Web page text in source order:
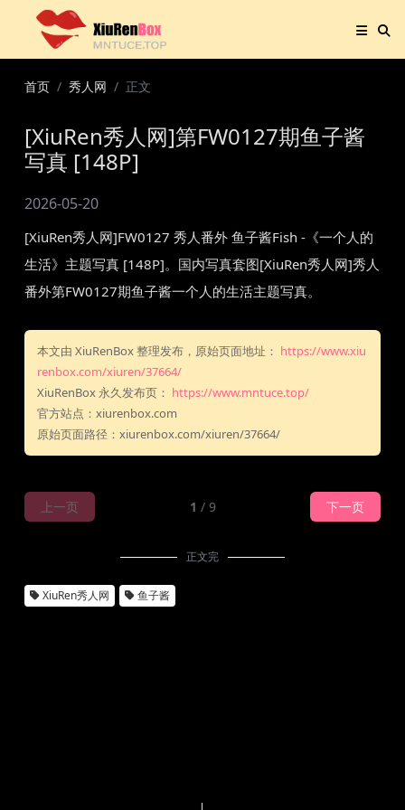
首页 秀人网 正文
[XiuRen秀人网]第FW0127期鱼子酱
写真 [148P]
2026-05-20
[XiuRen秀人网]FW0127 秀人番外 鱼子酱Fish -《一个人的
生活》主题写真 [148P]。国内写真套图[XiuRen秀人网]秀人
番外第FW0127期鱼子酱一个人的生活主题写真。
本文由 XiuRenBox 整理发布，原始页面地址： https://www.xiu
renbox.com/xiuren/37664/
XiuRenBox 永久发布页： https://www.mntuce.top/
官方站点：xiurenbox.com
原始页面路径：xiurenbox.com/xiuren/37664/
上一页 1 / 9 下一页
正文完
XiuRen秀人网 鱼子酱